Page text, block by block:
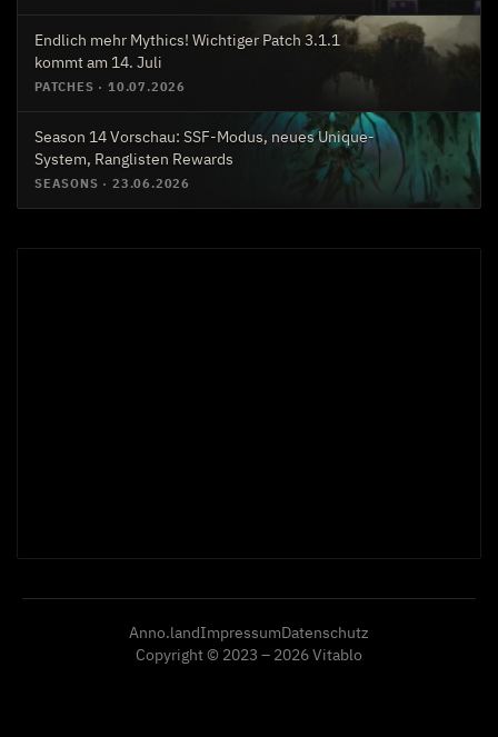
Endlich mehr Mythics! Wichtiger Patch 3.1.1
kommt am 14. Juli
PATCHES · 10.07.2026
Season 14 Vorschau: SSF-Modus, neues Unique-
System, Ranglisten Rewards
SEASONS · 23.06.2026
Copyright © 2023 – 2026 Vitablo
Anno.landImpressumDatenschutz